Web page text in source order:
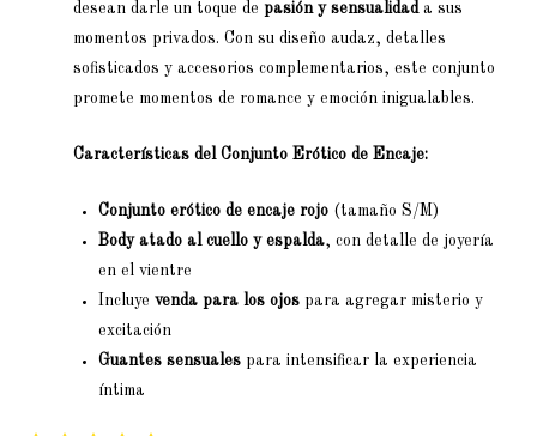
desean darle un toque depasión y sensualidada sus
momentos privados. Con su diseño audaz, detalles
sofisticados y accesorios complementarios, este conjunto
promete momentos de romance y emoción inigualables.
Características del Conjunto Erótico de Encaje:
Conjunto erótico de encaje rojo(tamaño S/M)
Body atado al cuello y espalda, con detalle de joyería
en el vientre
Incluye venda para los ojospara agregar misterio y
excitación
Guantes sensualespara intensificar la experiencia
íntima